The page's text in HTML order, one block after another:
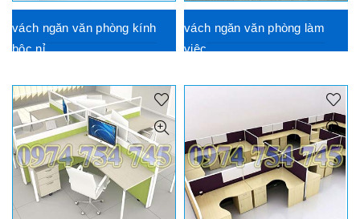
vách ngăn văn phòng kính
bộc nỉ
vách ngăn văn phòng làm
việc